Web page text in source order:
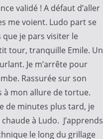
validé ! A défaut d’aller
me voient. Ludo part se
je pars visiter le
tour, tranquille Emile. Un
Je m’arrête pour
Rassurée sur son
à mon allure de tortue.
de minutes plus tard, je
à Ludo. J’apprends
le long du grillage